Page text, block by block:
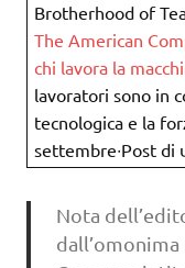
Brotherhood of
The American
chi lavora la
lavoratori sono in
tecnologica e la
settembre∙Post di
Nota